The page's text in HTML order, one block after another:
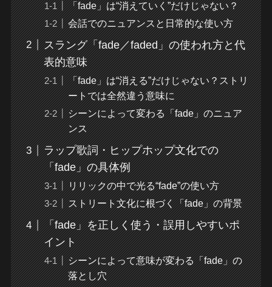
「fade」は“消えていく”だけじゃない？
会話でのニュアンスと日常的な使い方
スラング「fade／faded」の使われ方と代
表的意味
「fade」は“消える”だけじゃない？ストリ
ートでは全然違う意味に
シーンによって変わる「fade」のニュア
ンス
ラップ歌詞・ヒップホップ文化での
「fade」の具体例
リリックの中で光る“fade”の使い方
ストリート文化に根づく「fade」の背景
「fade」を正しく使う・誤用しやすいポ
イント
シーンによって意味が変わる「fade」の
落とし穴